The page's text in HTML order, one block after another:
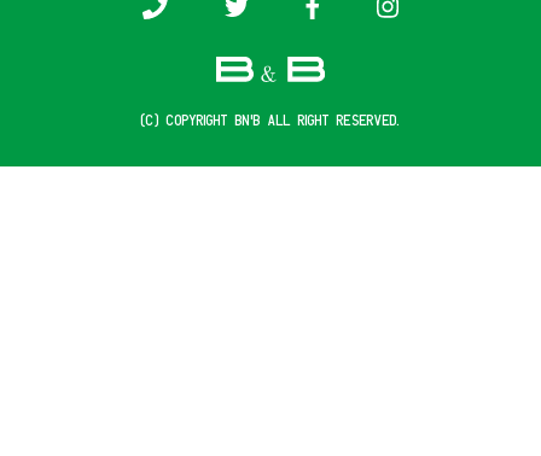
(c) COPYRIGHT B&B ALL RIGHT RESERVED.